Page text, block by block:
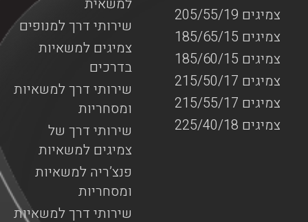
למשאית
שירותי דרך למנופים
צמיגים למשאיות
בדרכים
שירותי דרך למשאיות
ומסחריות
שירותי דרך של
צמיגים למשאיות
פנצ’ריה למשאיות
ומסחריות
שירותי דרך למשאיות
צמיגים 205/55/19
צמיגים 185/65/15
צמיגים 185/60/15
צמיגים 215/50/17
צמיגים 215/55/17
צמיגים 225/40/18